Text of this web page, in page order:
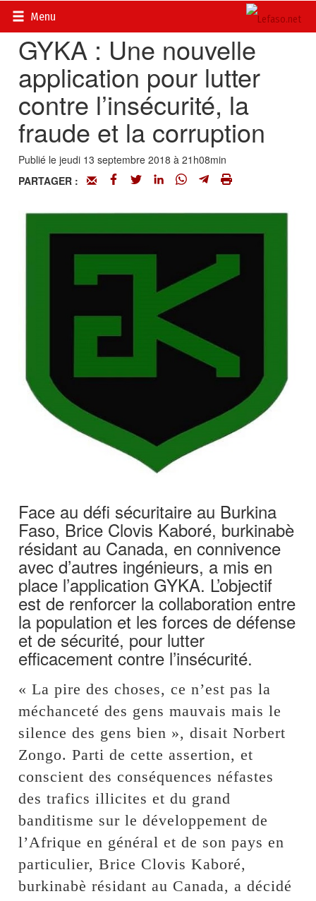
Menu
Accueil> TIC : Conseils pratiques
GYKA : Une nouvelle
application pour lutter
contre l’insécurité, la
fraude et la corruption
Publié le jeudi 13 septembre 2018 à 21h08min
PARTAGER :
Face au défi sécuritaire au Burkina
Faso, Brice Clovis Kaboré, burkinabè
résidant au Canada, en connivence
avec d’autres ingénieurs, a mis en
place l’application GYKA. L’objectif
est de renforcer la collaboration entre
la population et les forces de défense
et de sécurité, pour lutter
efficacement contre l’insécurité.
« La pire des choses, ce n’est pas la
méchanceté des gens mauvais mais le
silence des gens bien », disait Norbert
Zongo. Parti de cette assertion, et
conscient des conséquences néfastes
des trafics illicites et du grand
banditisme sur le développement de
l’Afrique en général et de son pays en
particulier, Brice Clovis Kaboré,
burkinabè résidant au Canada, a décidé